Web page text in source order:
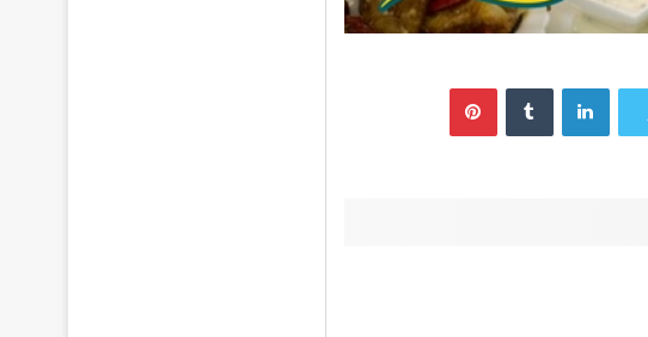
لينكدإن ‏Tumblr بينتيريست